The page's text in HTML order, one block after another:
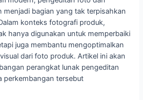
menjadi bagian yang tak terpisahkan
konteks fotografi produk,
hanya digunakan untuk memperbaiki
juga membantu mengoptimalkan
dari foto produk. Artikel ini akan
perangkat lunak pengeditan
perkembangan tersebut